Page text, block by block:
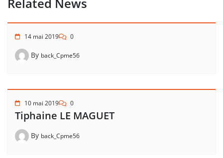
Related News
14 mai 2019 0
By back_Cpme56
10 mai 2019 0
Tiphaine LE MAGUET
By back_Cpme56